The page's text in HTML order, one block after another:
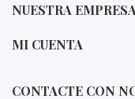
NUESTRA EMPRESA
MI CUENTA
CONTACTE CON